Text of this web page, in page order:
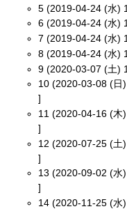
5 (2019-04-24 (水)
6 (2019-04-24 (水)
7 (2019-04-24 (水)
8 (2019-04-24 (水)
9 (2020-03-07 (土)
10 (2020-03-08 (日
]
11 (2020-04-16 (木
]
12 (2020-07-25 (土
]
13 (2020-09-02 (水
]
14 (2020-11-25 (水